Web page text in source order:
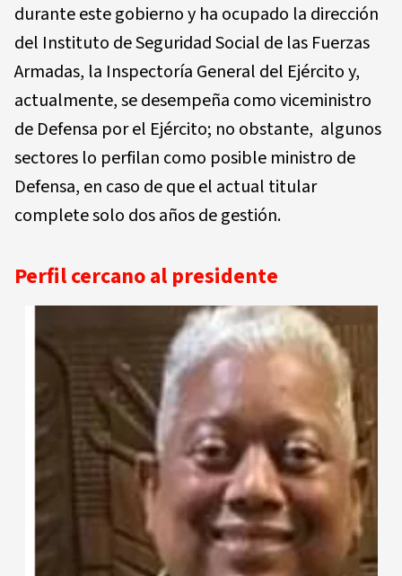
durante este gobierno y ha ocupado la dirección
del Instituto de Seguridad Social de las Fuerzas
Armadas, la Inspectoría General del Ejército y,
actualmente, se desempeña como viceministro
de Defensa por el Ejército; no obstante, algunos
sectores lo perfilan como posible ministro de
Defensa, en caso de que el actual titular
complete solo dos años de gestión.
Perfil cercano al presidente